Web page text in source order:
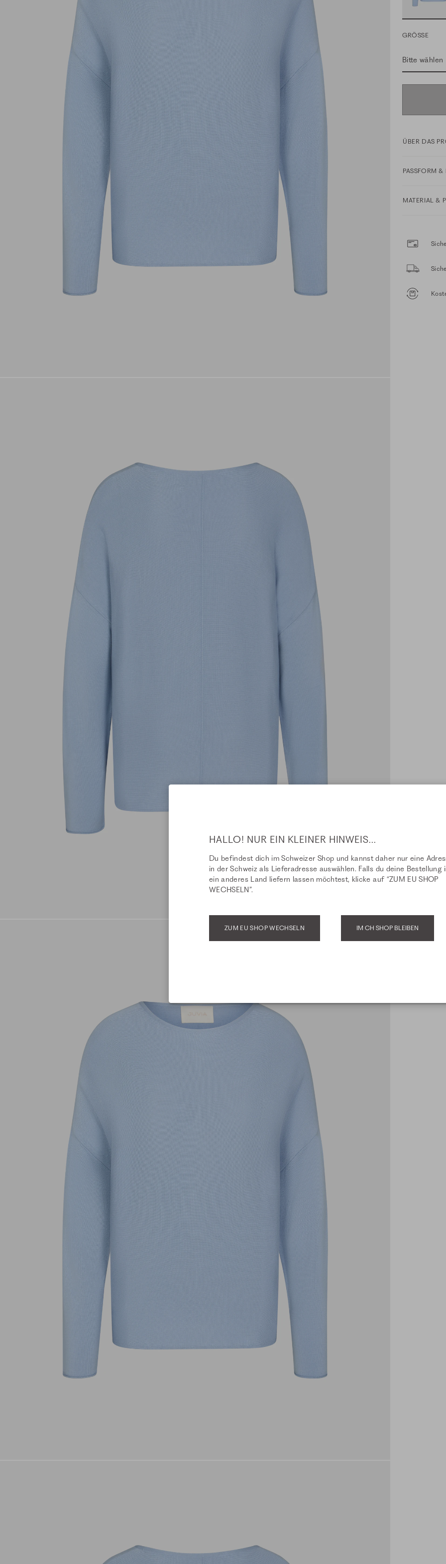
GRÖSSE
Bitte wählen
ÜBER DAS
PASSFORM &
MATERIAL &
HALLO! NUR EIN KLEINER HINWEIS...
Du befindest dich im Schweizer Shop und kannst daher nur eine
in der Schweiz als Lieferadresse auswählen. Falls du deine Bestellung
ein anderes Land liefern lassen möchtest, klicke auf “ZUM EU SHOP
WECHSELN”.
ZUM EU SHOP WECHSELN IM CH SHOP BLEIBEN